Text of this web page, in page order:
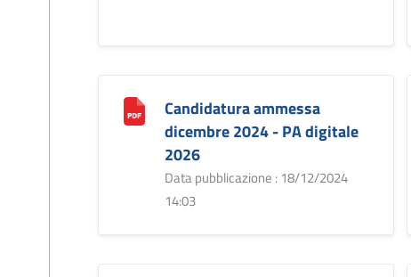
Candidatura ammessa
dicembre 2024 - PA digitale
2026
Data pubblicazione : 18/12/2024
14:03